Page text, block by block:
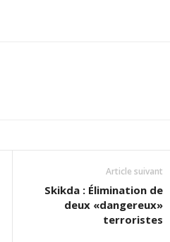
Article suivant
Skikda : Élimination de
deux «dangereux»
terroristes